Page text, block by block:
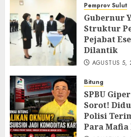
Pemprov Sulut
Gubernur
Struktur
Pejabat
Dilantik
AGUSTUS 5,
Bitung
SPBU
Sorot!
Polisi
Para Mafia